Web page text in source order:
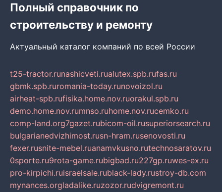
Полный справочник по
строительству и ремонту
Актуальный каталог компаний по всей России
t25-tractor.runashicveti.rualutex.spb.rufas.ru
gbmk.spb.ruromania-today.runovoizol.ru
airheat-spb.rufisika.home.nov.ruorakul.spb.ru
demo.home.nov.rumnso.ruhome.nov.rucemko.ru
comp-land.org7gazet.rubicom-oil.rusuperiorsearch.ru
bulgarianedvizhimost.rusn-hram.rusenovosti.ru
fexer.rusnite-mebel.ruanamvkusno.rutechnosaratov.ru
0sporte.ru9rota-game.rubigbad.ru227gp.ruwes-ex.ru
pro-kirpichi.ruisraelsale.rublack-lady.rustroy-db.com
mynances.orgladalike.ruzozor.rudvigremont.ru